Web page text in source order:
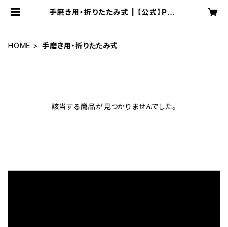
手磨き用・折りたたみ式 | 【公式】PLA
HOME 手磨き用・折りたたみ式
該当する商品が見つかりませんでした。